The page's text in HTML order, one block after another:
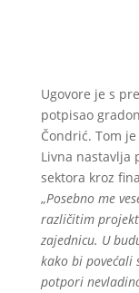
Ugovore je s
potpisao
Čondrić. Tom
Livna nastavlja
sektora kroz
„Posebno me
različitim
zajednicu. U
kako bi povećali
potpori